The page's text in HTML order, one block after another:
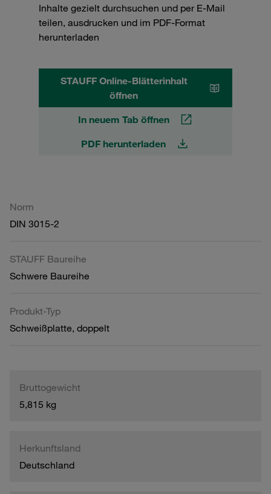
Inhalte gezielt durchsuchen und per E-Mail
teilen, ausdrucken und im PDF-Format
herunterladen
STAUFF Online-Blätterinhalt
öffnen
In neuem Tab öffnen
PDF herunterladen
Norm
DIN 3015-2
STAUFF Baureihe
Schwere Baureihe
Produkt-Typ
Schweißplatte, doppelt
Bruttogewicht
5,815 kg
Herkunftsland
Deutschland